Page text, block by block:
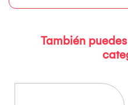
También